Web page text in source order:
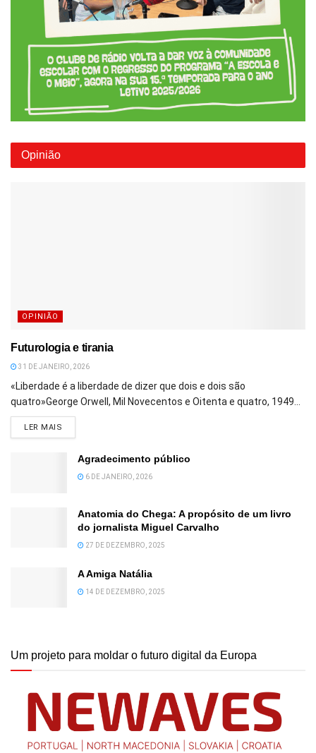
Opinião
OPINIÃO
Futurologia e tirania
31 DE JANEIRO, 2026
«Liberdade é a liberdade de dizer que dois e dois são
quatro»George Orwell, Mil Novecentos e Oitenta e quatro, 1949...
LER MAIS
Agradecimento público
6 DE JANEIRO, 2026
Anatomia do Chega: A propósito de um livro
do jornalista Miguel Carvalho
27 DE DEZEMBRO, 2025
A Amiga Natália
14 DE DEZEMBRO, 2025
Um projeto para moldar o futuro digital da Europa